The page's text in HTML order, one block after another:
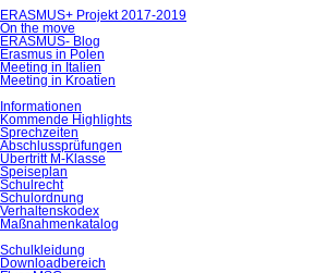
ERASMUS+ Projekt 2017-2019
On the move
ERASMUS- Blog
Erasmus in Polen
Meeting in Italien
Meeting in Kroatien
Informationen
Kommende Highlights
Sprechzeiten
Abschlussprüfungen
Übertritt M-Klasse
Speiseplan
Schulrecht
Schulordnung
Verhaltenskodex
Maßnahmenkatalog
Schulkleidung
Downloadbereich